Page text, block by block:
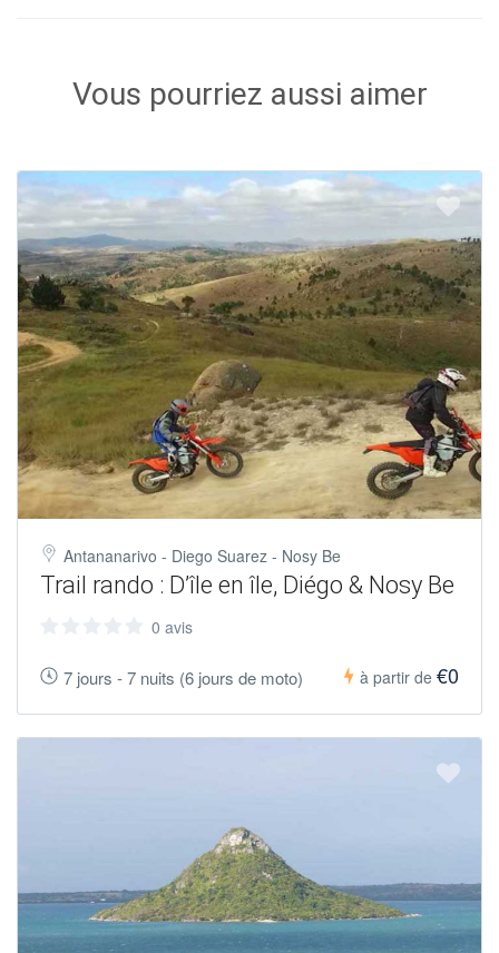
Vous pourriez aussi aimer
Antananarivo - Diego Suarez - Nosy Be
Trail rando : D’île en île, Diégo & Nosy Be
0 avis
7 jours - 7 nuits (6 jours de moto) à partir de €0